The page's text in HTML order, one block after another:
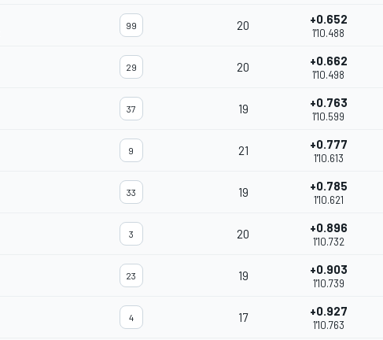
99 20 +0.652
1'10.488
29 20 +0.662
1'10.498
37 19 +0.763
1'10.599
9 21 +0.777
1'10.613
33 19 +0.785
1'10.621
3 20 +0.896
1'10.732
23 19 +0.903
1'10.739
4 17 +0.927
1'10.763